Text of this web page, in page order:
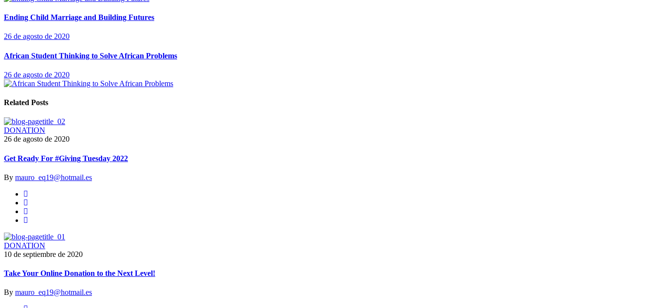
Ending Child Marriage and Building Futures
26 de agosto de 2020
African Student Thinking to Solve African Problems
26 de agosto de 2020
Related Posts
DONATION
26 de agosto de 2020
Get Ready For #Giving Tuesday 2022
By mauro_eq19@hotmail.es
DONATION
10 de septiembre de 2020
Take Your Online Donation to the Next Level!
By mauro_eq19@hotmail.es